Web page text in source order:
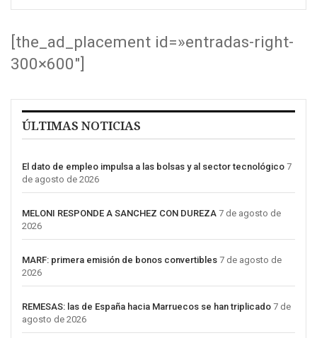
[the_ad_placement id=»entradas-right-
300×600″]
ÚLTIMAS NOTICIAS
El dato de empleo impulsa a las bolsas y al sector tecnológico 7
de agosto de 2026
MELONI RESPONDE A SANCHEZ CON DUREZA 7 de agosto de
2026
MARF: primera emisión de bonos convertibles 7 de agosto de
2026
REMESAS: las de España hacia Marruecos se han triplicado 7 de
agosto de 2026